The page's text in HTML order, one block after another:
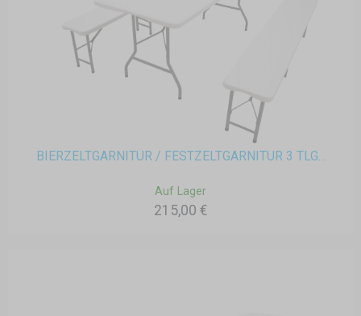
BIERZELTGARNITUR / FESTZELTGARNITUR 3 TLG...
Auf Lager
215,00 €